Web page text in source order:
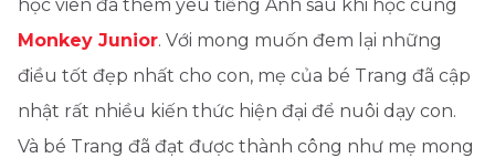
học viên đã thêm yêu tiếng Anh sau khi học cùng
Monkey Junior. Với mong muốn đem lại những
điều tốt đẹp nhất cho con, mẹ của bé Trang đã cập
nhật rất nhiều kiến thức hiện đại để nuôi dạy con.
Và bé Trang đã đạt được thành công như mẹ mong